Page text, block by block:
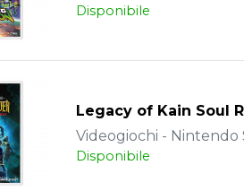
Disponibile
Legacy of Kain Soul
Videogiochi - Nintendo
Disponibile